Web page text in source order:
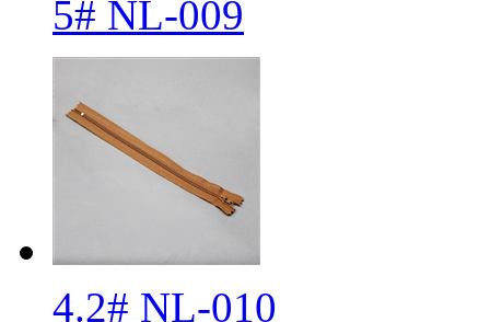
5# NL-009
4.2# NL-010